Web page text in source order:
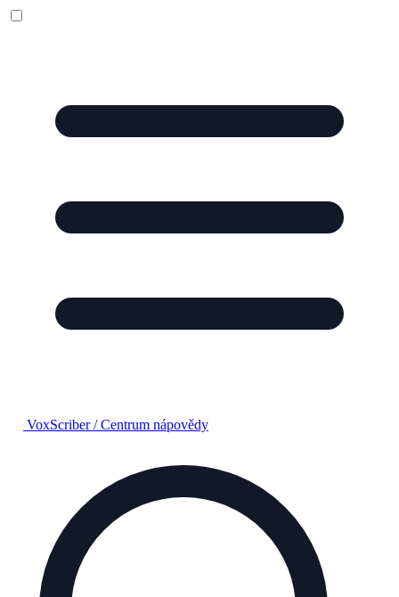
VoxScriber /Centrum nápovědy